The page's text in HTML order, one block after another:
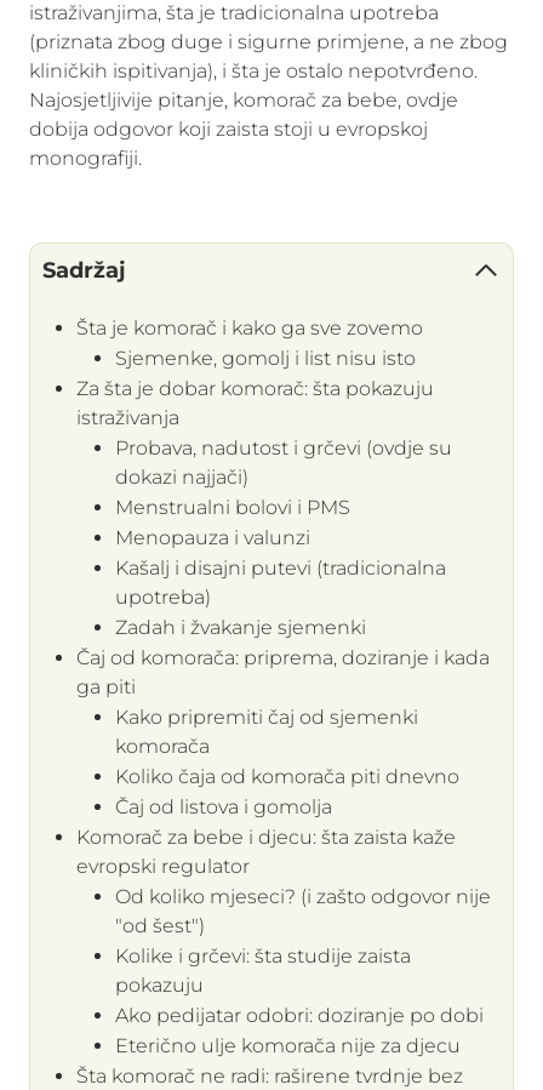
istraživanjima, šta je tradicionalna upotreba
(priznata zbog duge i sigurne primjene, a ne zbog
kliničkih ispitivanja), i šta je ostalo nepotvrđeno.
Najosjetljivije pitanje, komorač za bebe, ovdje
dobija odgovor koji zaista stoji u evropskoj
monografiji.
Sadržaj
Šta je komorač i kako ga sve zovemo
Sjemenke, gomolj i list nisu isto
Za šta je dobar komorač: šta pokazuju
istraživanja
Probava, nadutost i grčevi (ovdje su
dokazi najjači)
Menstrualni bolovi i PMS
Menopauza i valunzi
Kašalj i disajni putevi (tradicionalna
upotreba)
Zadah i žvakanje sjemenki
Čaj od komorača: priprema, doziranje i kada
ga piti
Kako pripremiti čaj od sjemenki
komorača
Koliko čaja od komorača piti dnevno
Čaj od listova i gomolja
Komorač za bebe i djecu: šta zaista kaže
evropski regulator
Od koliko mjeseci? (i zašto odgovor nije
"od šest")
Kolike i grčevi: šta studije zaista
pokazuju
Ako pedijatar odobri: doziranje po dobi
Eterično ulje komorača nije za djecu
Šta komorač ne radi: raširene tvrdnje bez